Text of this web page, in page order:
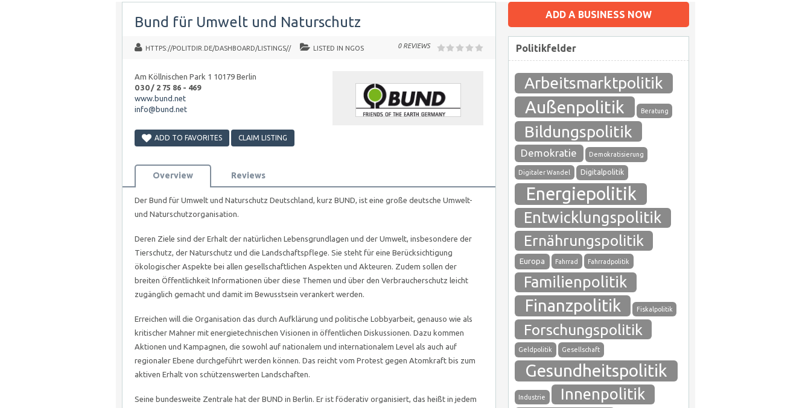
Bund für Umwelt und Naturschutz
HTTPS://POLITDIR.DE/DASHBOARD/LISTINGS// LISTED IN NGOS 0 REVIEWS
Am Köllnischen Park 1 10179 Berlin
0 30 / 2 75 86 - 469
www.bund.net
info@bund.net
ADD TO FAVORITES CLAIM LISTING
Overview Reviews
Der Bund für Umwelt und Naturschutz Deutschland, kurz BUND, ist eine große deutsche Umwelt-
und Naturschutzorganisation.
Deren Ziele sind der Erhalt der natürlichen Lebensgrundlagen und der Umwelt, insbesondere der
Tierschutz, der Naturschutz und die Landschaftspflege. Sie steht für eine Berücksichtigung
ökologischer Aspekte bei allen gesellschaftlichen Aspekten und Akteuren. Zudem sollen der
breiten Öffentlichkeit Informationen über diese Themen und über den Verbraucherschutz leicht
zugänglich gemacht und damit im Bewusstsein verankert werden.
Erreichen will die Organisation das durch Aufklärung und politische Lobbyarbeit, genauso wie als
kritischer Mahner mit energietechnischen Visionen in öffentlichen Diskussionen. Dazu kommen
Aktionen und Kampagnen, die sowohl auf nationalem und internationalem Level als auch auf
regionaler Ebene durchgeführt werden können. Das reicht vom Protest gegen Atomkraft bis zum
aktiven Erhalt von schützenswerten Landschaften.
Seine bundesweite Zentrale hat der BUND in Berlin. Er ist föderativ organisiert, das heißt in jedem
ADD A BUSINESS NOW
Politikfelder
Arbeitsmarktpolitik
Außenpolitik Beratung
Bildungspolitik
Demokratie Demokratisierung
Digitaler Wandel Digitalpolitik
Energiepolitik
Entwicklungspolitik
Ernährungspolitik
Europa Fahrrad Fahrradpolitik
Familienpolitik
Finanzpolitik Fiskalpolitik
Forschungspolitik
Geldpolitik Gesellschaft
Gesundheitspolitik
Industrie Innenpolitik